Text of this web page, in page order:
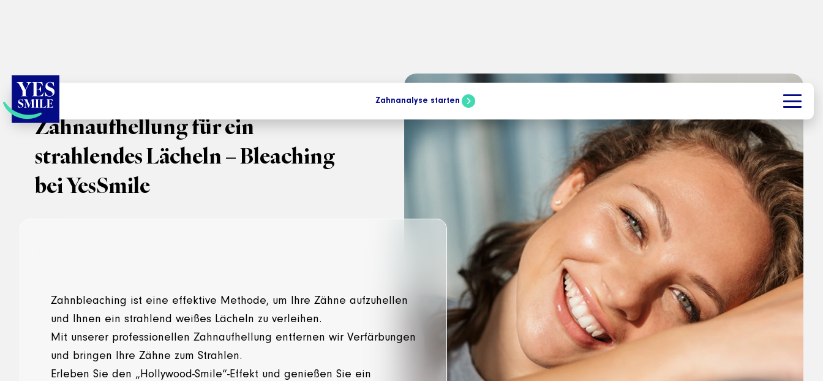
Zahnanalyse starten
Zahnaufhellung für ein
strahlendes Lächeln – Bleaching
bei YesSmile
Zahnbleaching ist eine effektive Methode, um Ihre Zähne aufzuhellen
und Ihnen ein strahlend weißes Lächeln zu verleihen.
Mit unserer professionellen Zahnaufhellung entfernen wir Verfärbungen
und bringen Ihre Zähne zum Strahlen.
Erleben Sie den „Hollywood-Smile“-Effekt und genießen Sie ein